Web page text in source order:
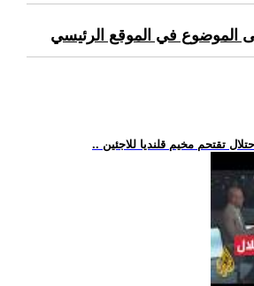
الموضوع في الموقع الرئيسي
تقتحم مخيم قلنديا للاجئين